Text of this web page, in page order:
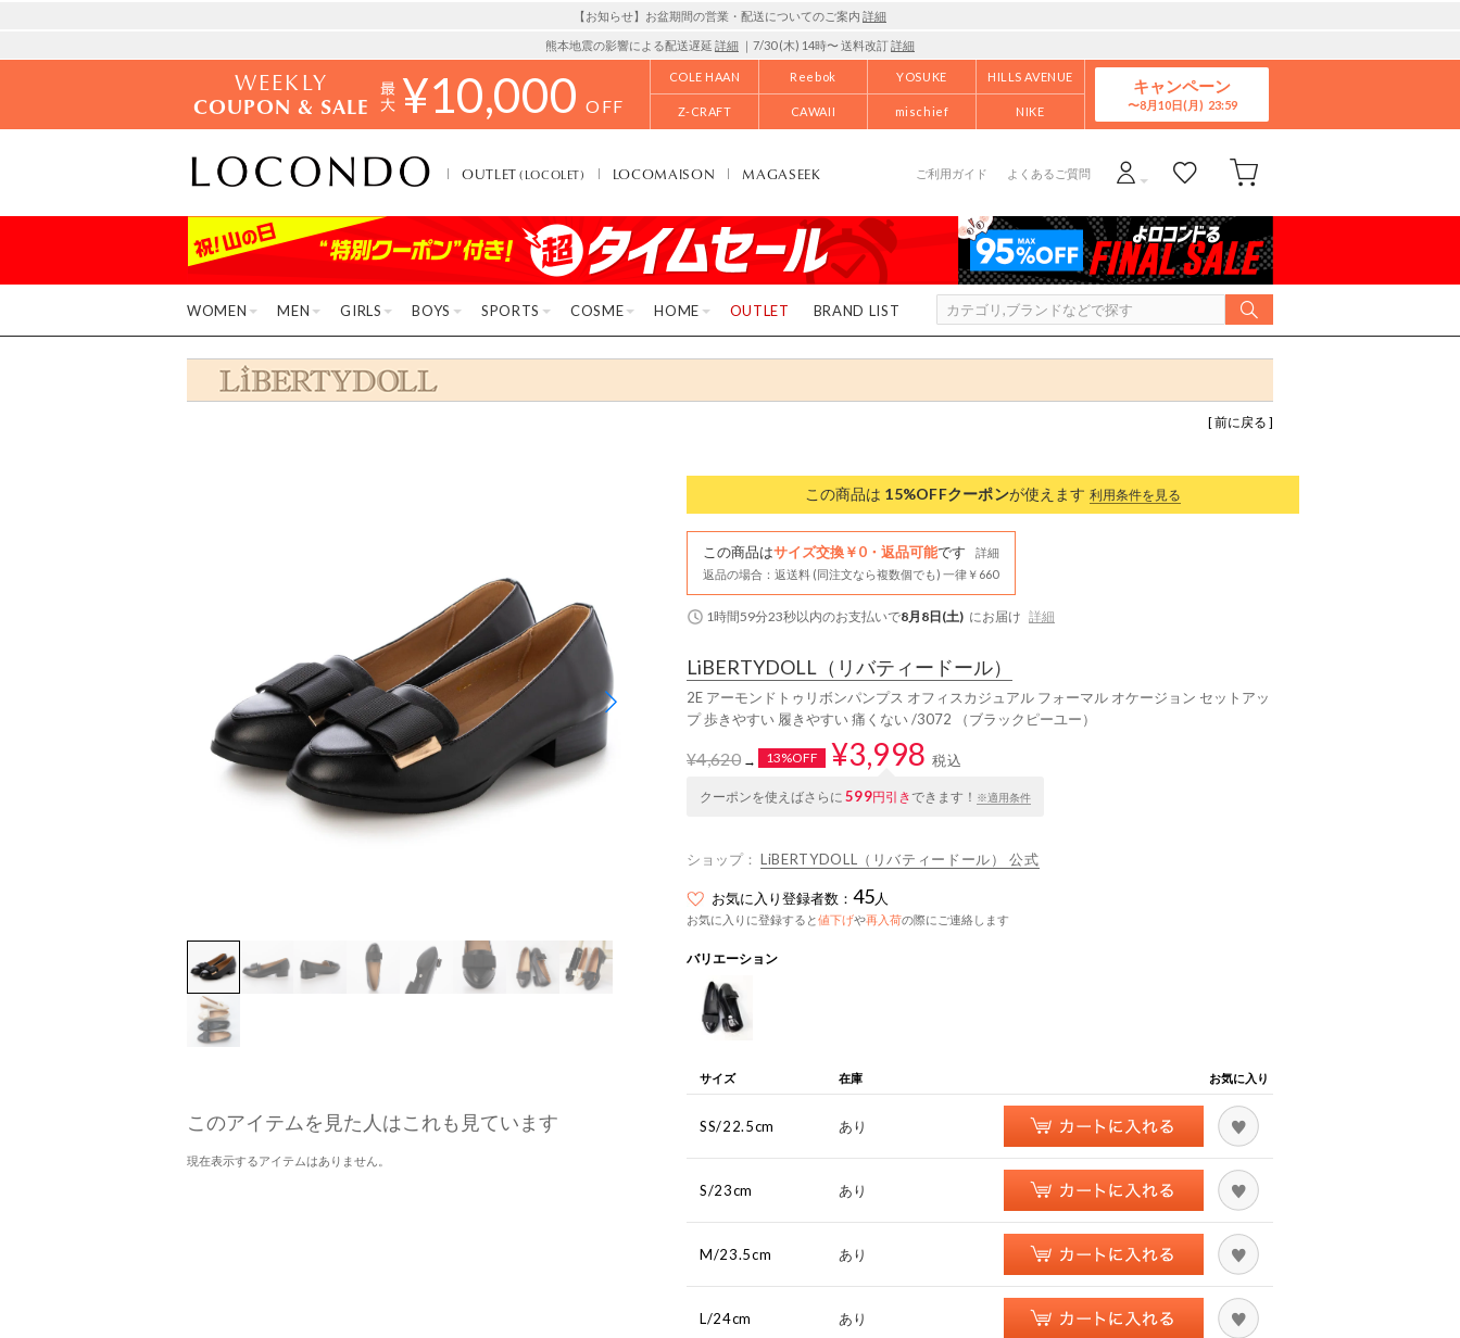
【お知らせ】お盆期間の営業・配送についてのご案内 詳細
熊本地震の影響による配送遅延 詳細 ｜7/30 (木) 14時〜 送料改訂詳細
WEEKLY
COUPON & SALE ¥10,000 OFF
COLE HAAN Reebok YOSUKE HILLS AVENUE
Z-CRAFT CAWAII mischief NIKE
キャンペーン
8月10日(月)
OUTLET(LOCOLET) LOCOMAISON MAGASEEK ご利用ガイド よくあるご質問
WOMEN MEN GIRLS BOYS SPORTS COSME HOME OUTLET BRAND LIST
[ 前に戻る ]
このアイテムを見た人はこれも見ています
現在表示するアイテムはありません。
この商品は 15%OFFクーポンが使えます 利用条件を見る
この商品はサイズ交換￥0・返品可能です
詳細
返品の場合：返送料 (同注文なら複数個でも) 一律￥660
1時間59分22秒以内のお支払いで8月8日(土) にお届け 詳細
LiBERTYDOLL （リバティードール）
2E アーモンドトゥリボンパンプス オフィスカジュアル フォーマル オケージョン セットアッ
プ 歩きやすい 履きやすい 痛くない /3072 （ブラックピーユー）
¥4,620→ 13%OFF ¥3,998 税込
クーポンを使えばさらに 599円引きできます！ ※適用条件
ショップ： LiBERTYDOLL（リバティードール） 公式
お気に入り登録者数： 45人
お気に入りに登録すると値下げや再入荷の際にご連絡します
バリエーション
サイズ 在庫 お気に入り
SS/22.5cm あり
S/23cm あり
M/23.5cm あり
L/24cm あり